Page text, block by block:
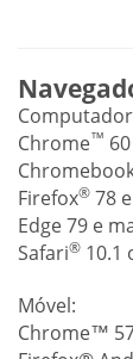
Chrome™
Firefox® 78
Edge 79 e
Safari® 10.1
Móvel:
Chrome™